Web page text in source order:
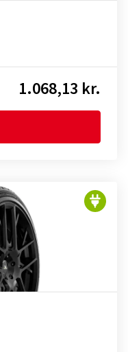
1.068,13 kr.